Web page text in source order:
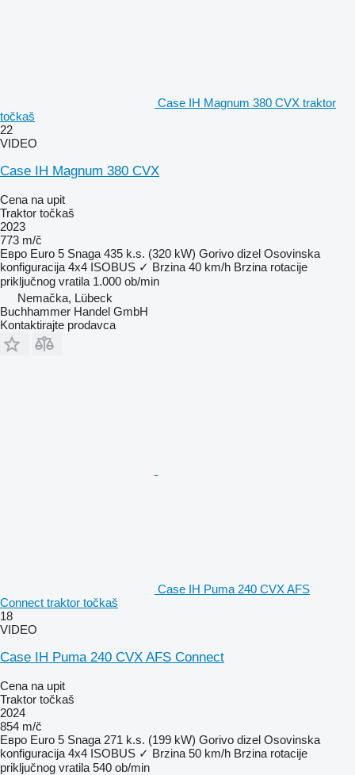
Case IH Magnum 380 CVX traktor
točkaš
22
VIDEO
Case IH Magnum 380 CVX
Cena na upit
Traktor točkaš
2023
773 m/č
Евро Euro 5 Snaga 435 k.s. (320 kW) Gorivo dizel Osovinska
konfiguracija 4x4 ISOBUS ✓ Brzina 40 km/h Brzina rotacije
priključnog vratila 1.000 ob/min
Nemačka, Lübeck
Buchhammer Handel GmbH
Kontaktirajte prodavca
Case IH Puma 240 CVX AFS
Connect traktor točkaš
18
VIDEO
Case IH Puma 240 CVX AFS Connect
Cena na upit
Traktor točkaš
2024
854 m/č
Евро Euro 5 Snaga 271 k.s. (199 kW) Gorivo dizel Osovinska
konfiguracija 4x4 ISOBUS ✓ Brzina 50 km/h Brzina rotacije
priključnog vratila 540 ob/min